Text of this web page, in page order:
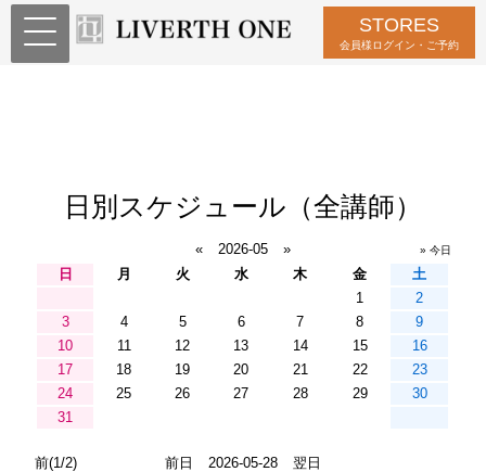
STORES
会員様ログイン・ご予約
日別スケジュール（全講師）
« 2026-05 » » 今日
日 月 火 水 木 金
土
1
2
3
4 5 6 7 8
9
10
11 12 13 14 15
16
17
18 19 20 21 22
23
24
25 26 27 28 29
30
31
前(1/2) 前日 2026-05-28
翌日